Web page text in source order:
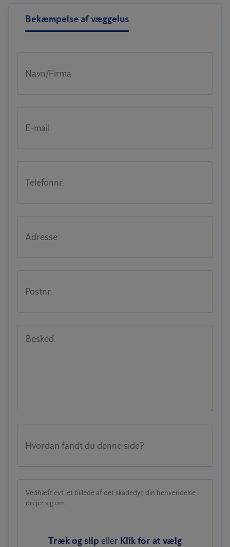
Bekæmpelse af væggelus
Navn/Firma
E-mail
Telefonnr.
Adresse
Postnr.
Besked
Hvordan fandt du denne side?
Vedhæft evt. et billede af det skadedyr, din henvendelse
drejer sig om.
Træk og slip eller Klik for at vælg